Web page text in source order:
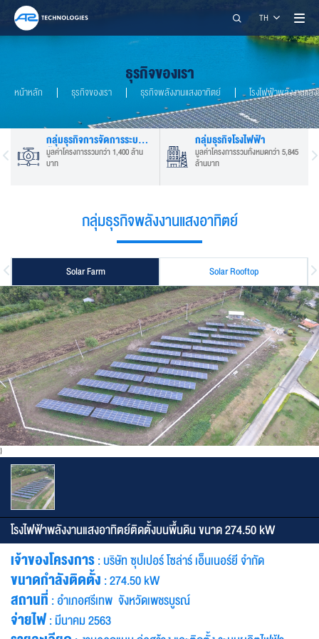
ค้นหา
TH
ธุรกิจของเรา
หน้าหลัก ธุรกิจของเรา ธุรกิจพลังงานแสงอาทิตย์ โรงไฟฟ้าพลังงานแสง
กลุ่มธุรกิจการจัดการระบบ
น้ำ
มูลค่าโครงการรวมกว่า 1,400 ล้าน
บาท
กลุ่มธุรกิจโรงไฟฟ้า
มูลค่าโครงการรวมทั้งหมดกว่า 5,845
ล้านบาท
กลุ่มธุรกิจพลังงานแสงอาทิตย์
Solar Farm Solar Rooftop
}
โรงไฟฟ้าพลังงานแสงอาทิตย์ติดตั้งบนพื้นดิน ขนาด 274.50 kW
เจ้าของโครงการ: บริษัท ซุปเปอร์ โซล่าร์ เอ็นเนอร์ยี จำกัด
ขนาดกำลังติดตั้ง : 274.50 kW
สถานที่ : อำเภอศรีเทพ จังหวัดเพชรบูรณ์
จ่ายไฟ: มีนาคม 2563
เมนูสำหรับผู้พิการ
การปรับแต่งเนื้อหา
format_size ปรับขนาดตัวอักษร
remove ปกติ add
การปรับแต่งสี
dark_mode nightlight filter_b_and_w